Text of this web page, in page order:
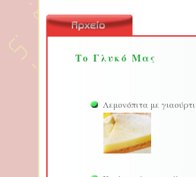
Το Γλυκό Μας
Λεμονόπιτα με γιαούρτι